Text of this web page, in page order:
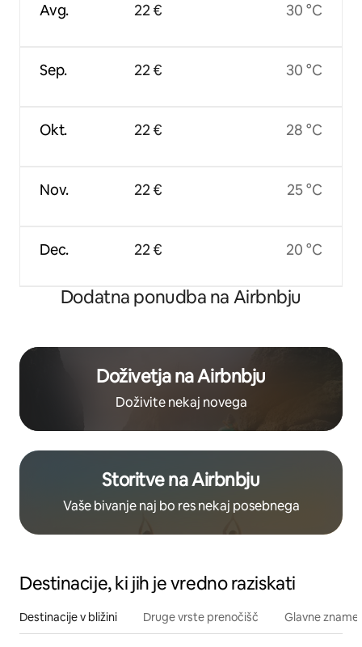
Avg.
Sep.
Okt.
Nov.
Dec.
22 €
22 €
22 €
22 €
22 €
30 °C
30 °C
28 °C
25 °C
20 °C
Dodatna ponudba na Airbnbju
Doživetja na Airbnbju
Doživite nekaj novega
Storitve na Airbnbju
Vaše bivanje naj bo res nekaj posebnega
Destinacije, ki jih je vredno raziskati
Destinacije v bližini Druge vrste prenočišč Glavne